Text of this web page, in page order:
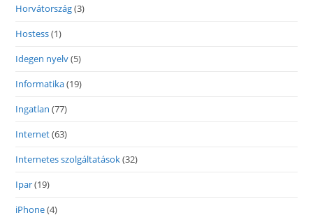
Horvátország(3)
Hostess(1)
Idegen nyelv(5)
Informatika(19)
Ingatlan (77)
Internet(63)
Internetes szolgáltatások(32)
Ipar(19)
iPhone(4)